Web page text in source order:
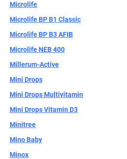
Microlife
Microlife BP B1 Classic
Microlife BP B3 AFIB
Microlife NEB 400
Millerum-Active
Mini Drops
Mini Drops Multivitamin
Mini Drops Vitamin D3
Minitree
Mino Baby
Minox